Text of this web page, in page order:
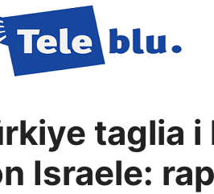
taglia i
Israele: